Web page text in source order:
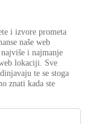
i izvore prometa
naše web
i najmanje
lokaciji. Sve
te se stoga
znati kada ste